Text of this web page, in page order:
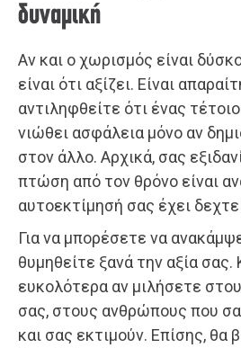
δυναμική
Αν και ο χωρισμός είναι
είναι ότι αξίζει. Είναι
αντιληφθείτε ότι ένας
νιώθει ασφάλεια μόνο αν
στον άλλο. Αρχικά, σας
πτώση από τον θρόνο είναι
αυτοεκτίμησή σας έχει
Για να μπορέσετε να
θυμηθείτε ξανά την αξία σας.
ευκολότερα αν μιλήσετε
σας, στους ανθρώπους που
και σας εκτιμούν. Επίσης, θα